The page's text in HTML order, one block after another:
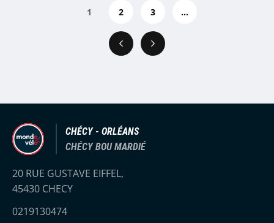
Précédent
1 2 3 ...
Suivant
CHÉCY - ORLÉANS
CHÉCY BOU MARDIÉ
20 RUE GUSTAVE EIFFEL,
45430 CHECY
0219130474